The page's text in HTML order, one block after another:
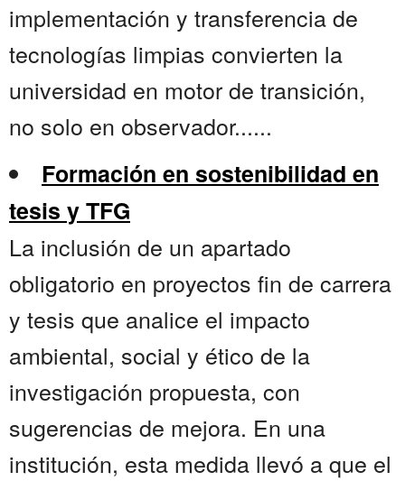
implementación y transferencia de
tecnologías limpias convierten la
universidad en motor de transición,
no solo en observador......
Formación en sostenibilidad en
tesis y TFG
La inclusión de un apartado
obligatorio en proyectos fin de carrera
y tesis que analice el impacto
ambiental, social y ético de la
investigación propuesta, con
sugerencias de mejora. En una
institución, esta medida llevó a que el